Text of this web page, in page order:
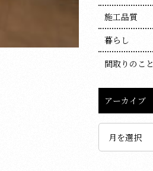
施工品質
暮らし
間取りのこと
アーカイブ
イ